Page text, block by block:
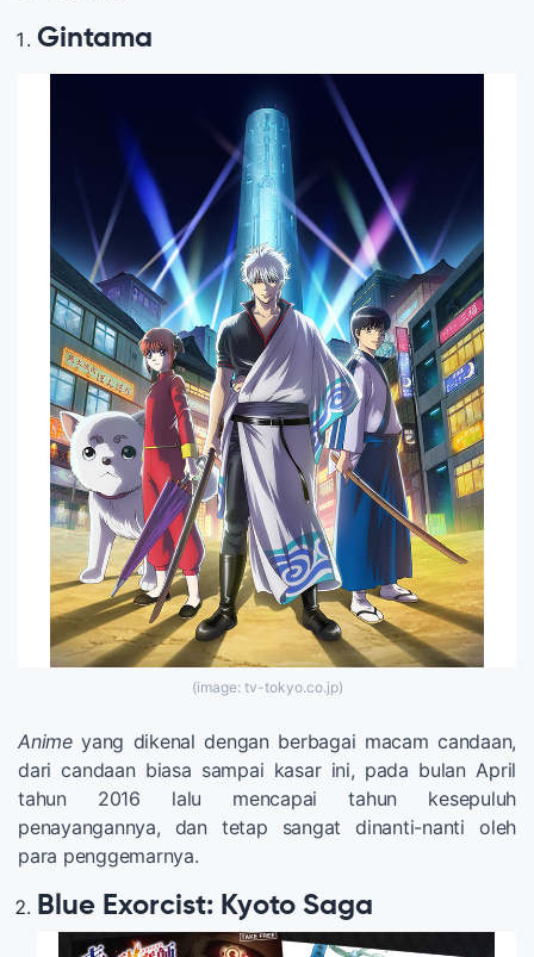
Gintama
(image: tv-tokyo.co.jp)
Animeyang dikenal dengan berbagai macam candaan,
dari candaan biasa sampai kasar ini, pada bulan April
tahun 2016 lalu mencapai tahun kesepuluh
penayangannya, dan tetap sangat dinanti-nanti oleh
para penggemarnya.
Blue Exorcist: Kyoto Saga